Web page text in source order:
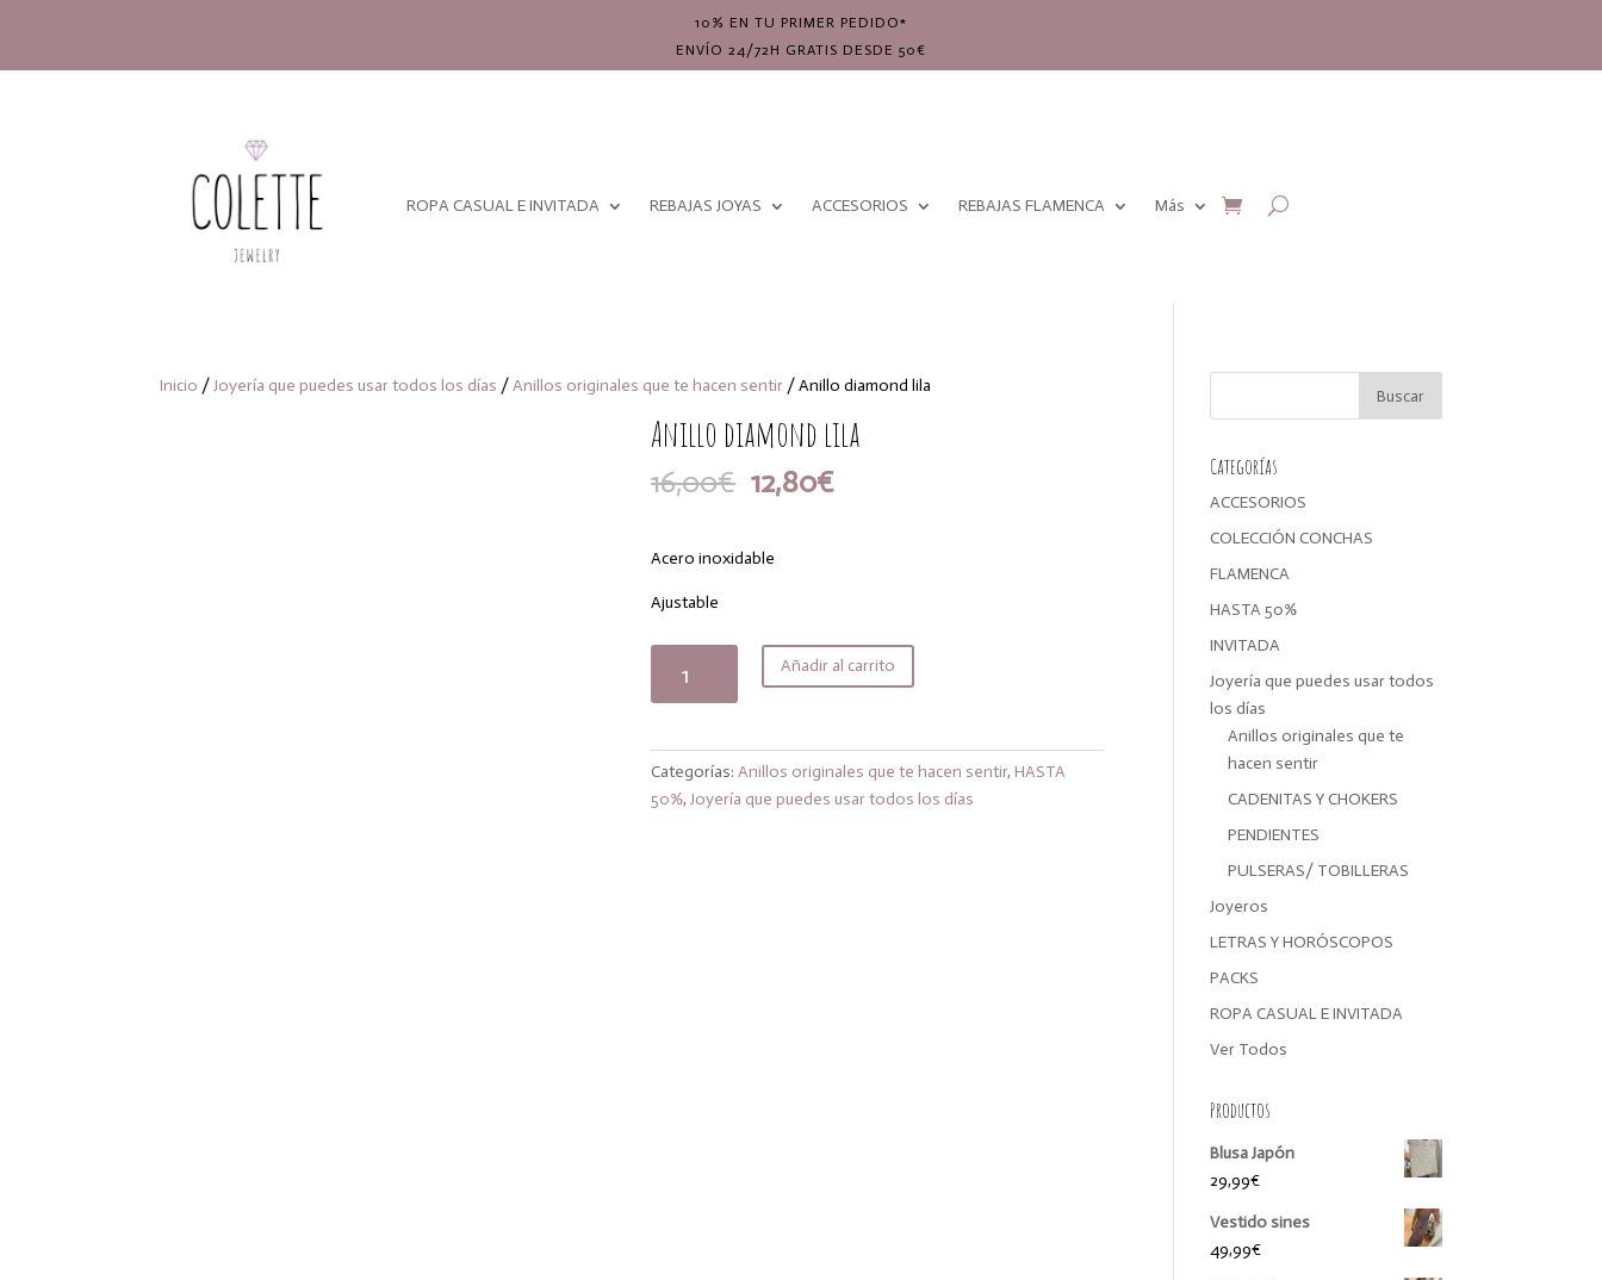
10% EN TU PRIMER PEDIDO*
ENVÍO 24/72H GRATIS DESDE 50€
ROPA CASUAL E INVITADA REBAJAS JOYAS ACCESORIOS REBAJAS FLAMENCA Más
Inicio /Joyería que puedes usar todos los días /Anillos originales que te hacen sentir / Anillo diamond lila
Anillo diamond lila
16,00€ El
precio
era:
12,80€El
Acero inoxidable
Ajustable
diamond
Añadir al carrito
Categorías:Anillos originales que te hacen sentir, HASTA
50%,Joyería que puedes usar todos los días
Categorías
ACCESORIOS
COLECCIÓN CONCHAS
FLAMENCA
HASTA 50%
INVITADA
Joyería que puedes usar todos
los días
Anillos originales que te
hacen sentir
CADENITAS Y CHOKERS
PENDIENTES
PULSERAS/ TOBILLERAS
Joyeros
LETRAS Y HORÓSCOPOS
PACKS
ROPA CASUAL E INVITADA
Ver Todos
Productos
Blusa Japón
29,99€
Vestido sines
49,99€